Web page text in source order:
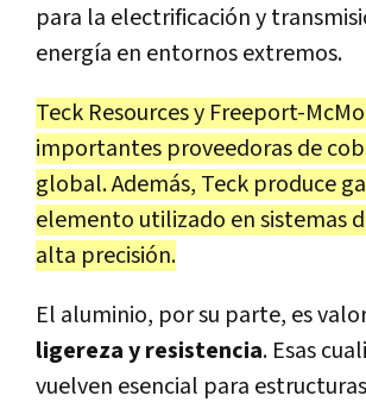
para la electrificación y
energía en entornos extremos.
Teck Resources y Freeport-
importantes proveedoras de
global. Además, Teck produce
elemento utilizado en sistemas
alta precisión.
El aluminio, por su parte, es
ligereza y resistencia. Esas
vuelven esencial para estructuras